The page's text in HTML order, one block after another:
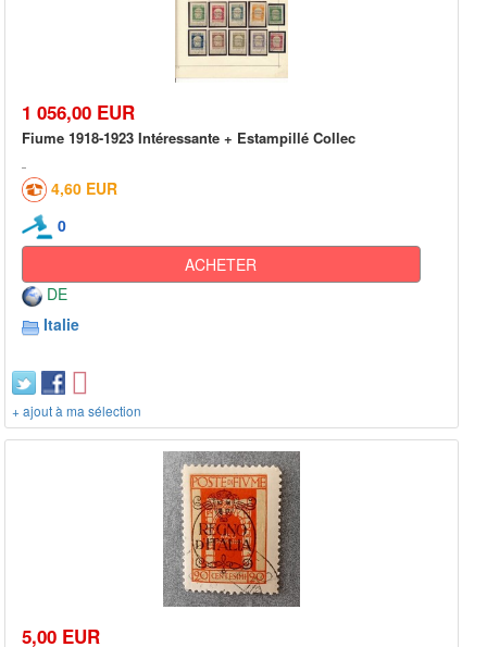
1 056,00 EUR
Fiume 1918-1923 Intéressante + Estampillé Collec
4,60 EUR
0
ACHETER
DE
Italie
+ ajout à ma sélection
5,00 EUR